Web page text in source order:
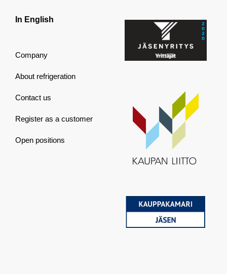
In English
Company
About refrigeration
Contact us
Register as a customer
Open positions